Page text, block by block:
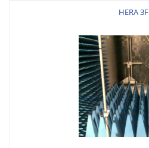
HERA 3F